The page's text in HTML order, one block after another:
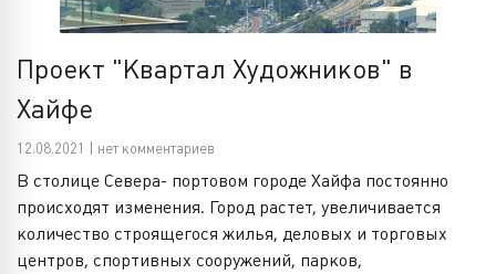
Проект "Квартал Художников" в
Хайфе
12.08.2021 | нет комментариев
В столице Севера- портовом городе Хайфа постоянно
происходят изменения. Город растет, увеличивается
количество строящегося жилья, деловых и торговых
центров, спортивных сооружений, парков,